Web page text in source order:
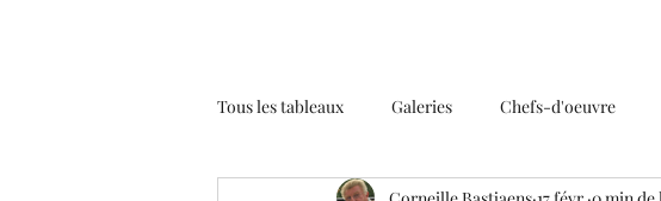
Tous les tableaux Galeries Chefs-d'oeuvre